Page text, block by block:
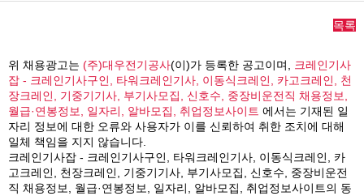
목록
위 채용광고는 (주)대우전기공사(이)가 등록한 공고이며,
크레인기사
잡 - 크레인기사구인, 타워크레인기사, 이동식크레인, 카고크레인, 천
장크레인, 기중기기사, 부기사모집, 신호수, 중장비운전직 채용정보,
월급·연봉정보, 일자리, 알바모집, 취업정보사이트 에서는 기재된 일
자리 정보에 대한 오류와 사용자가 이를 신뢰하여 취한 조치에 대해
일체 책임을 지지 않습니다.
크레인기사잡 - 크레인기사구인, 타워크레인기사, 이동식크레인, 카
고크레인, 천장크레인, 기중기기사, 부기사모집, 신호수, 중장비운전
직 채용정보, 월급·연봉정보, 일자리, 알바모집, 취업정보사이트의 동